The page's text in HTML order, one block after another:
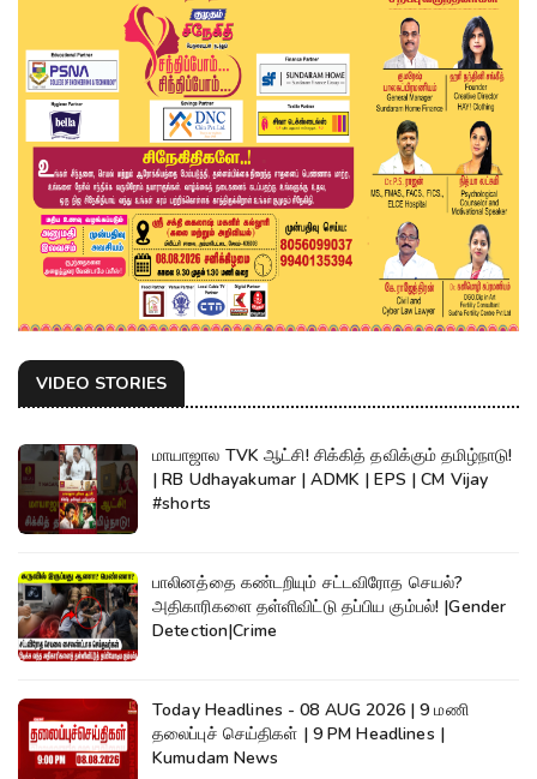
VIDEO STORIES
மாயாஜால TVK ஆட்சி! சிக்கித் தவிக்கும் தமிழ்நாடு!
| RB Udhayakumar | ADMK | EPS | CM Vijay
#shorts
பாலினத்தை கண்டறியும் சட்டவிரோத செயல்?
அதிகாரிகளை தள்ளிவிட்டு தப்பிய கும்பல்! |Gender
Detection|Crime
Today Headlines - 08 AUG 2026 | 9 மணி
தலைப்புச் செய்திகள் | 9 PM Headlines |
Kumudam News